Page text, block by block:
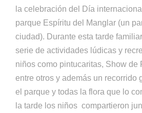
la celebración del Día
parque Espíritu del Manglar (un
ciudad). Durante esta tarde
serie de actividades lúdicas y
niños como pintucaritas, Show de
entre otros y además un recorrido
el parque y todas la flora que lo
la tarde los niños compartieron